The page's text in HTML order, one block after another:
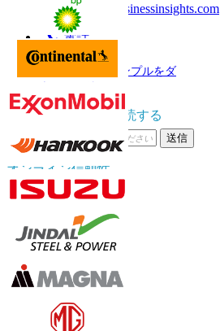
sales@fortunebusinessinsights.com
電話
電子メール
サンプルをダ
ニュースレターを購読する
送信
オンライン信頼性